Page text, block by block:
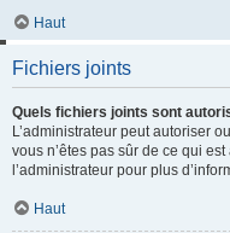
Haut
Fichiers joints
Quels fichiers joints sont
L’administrateur peut autoriser
vous n’êtes pas sûr de ce qui
l’administrateur pour plus
Haut